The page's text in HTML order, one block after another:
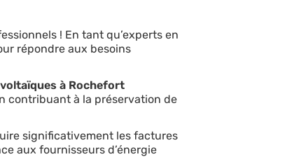
! En tant qu’experts en
répondre aux besoins
à Rochefort
contribuant à la préservation de
significativement les factures
aux fournisseurs d’énergie